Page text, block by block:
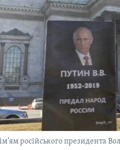
російського президента